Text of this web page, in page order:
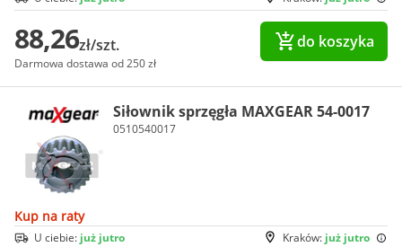
88,26zł/szt.
Darmowa dostawa od 250 zł
do koszyka
Siłownik sprzęgła MAXGEAR 54-0017
0510540017
Kup na raty
Kraków: już jutro
U ciebie: już jutro